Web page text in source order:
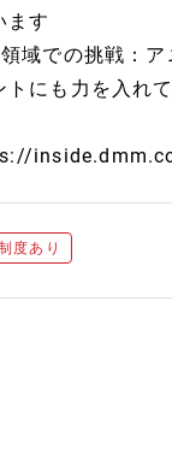
ます
域での挑戦：
にも力を入れ
度あり